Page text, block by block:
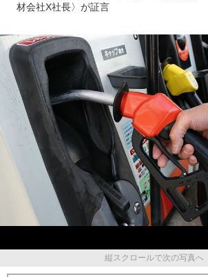
材会社X社長〉が証言
縦スクロールで次の写真へ